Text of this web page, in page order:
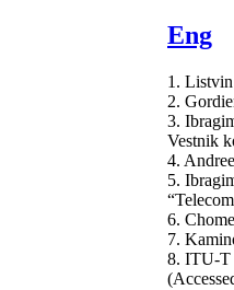
Eng
1.
2.
3.
Vestnik
4.
5.
6.
7.
8. ITU-T